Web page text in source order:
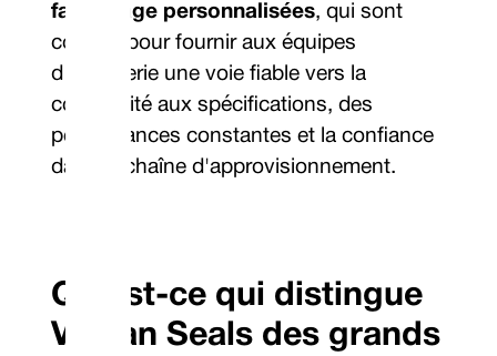
façonnage personnalisées, qui sont
conçus pour fournir aux équipes
d'ingénierie une voie fiable vers la
conformité aux spécifications, des
performances constantes et la confiance
dans la chaîne d'approvisionnement.
Qu'est-ce qui distingue
Vulcan Seals des grands